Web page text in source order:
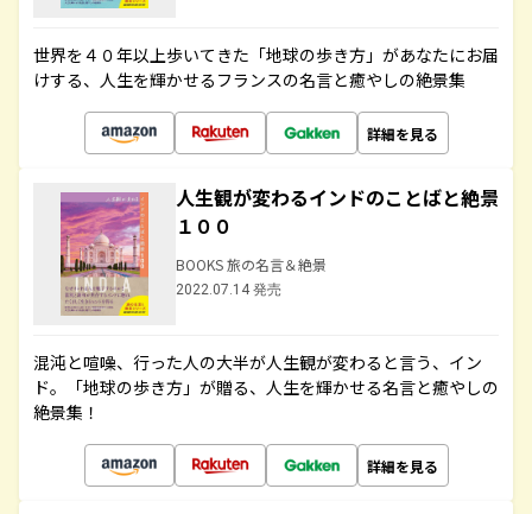
世界を４０年以上歩いてきた「地球の歩き方」があなたにお届
けする、人生を輝かせるフランスの名言と癒やしの絶景集
詳細を見る
人生観が変わるインドのことばと絶景
１００
BOOKS 旅の名言＆絶景
2022.07.14 発売
混沌と喧噪、行った人の大半が人生観が変わると言う、イン
ド。「地球の歩き方」が贈る、人生を輝かせる名言と癒やしの
絶景集！
詳細を見る